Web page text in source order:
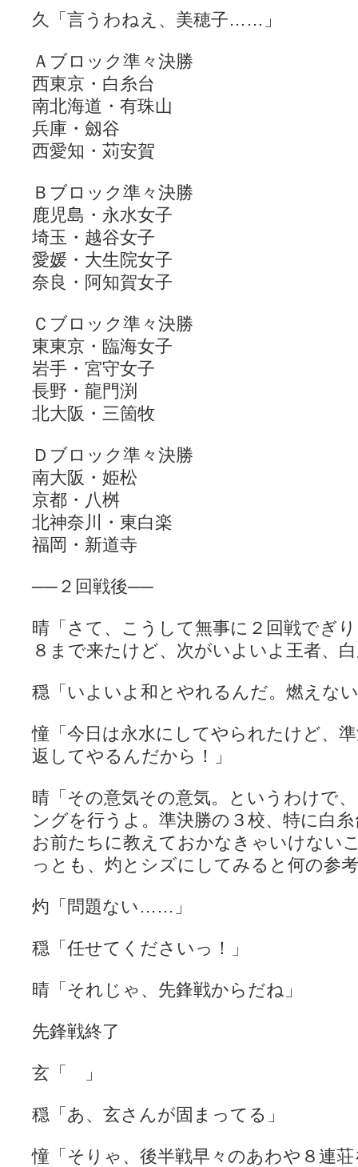
久「言うわねえ、美穂子……」
Ａブロック準々決勝
西東京・白糸台
南北海道・有珠山
兵庫・劔谷
西愛知・苅安賀
Ｂブロック準々決勝
鹿児島・永水女子
埼玉・越谷女子
愛媛・大生院女子
奈良・阿知賀女子
Ｃブロック準々決勝
東東京・臨海女子
岩手・宮守女子
長野・龍門渕
北大阪・三箇牧
Ｄブロック準々決勝
南大阪・姫松
京都・八桝
北神奈川・東白楽
福岡・新道寺
──２回戦後──
晴「さて、こうして無事に２回戦でぎ
８まで来たけど、次がいよいよ王者、
穏「いよいよ和とやれるんだ。燃えな
憧「今日は永水にしてやられたけど、
返してやるんだから！」
晴「その意気その意気。というわけで
ングを行うよ。準決勝の３校、特に白
お前たちに教えておかなきゃいけない
っとも、灼とシズにしてみると何の参
灼「問題ない……」
穏「任せてくださいっ！」
晴「それじゃ、先鋒戦からだね」
先鋒戦終了
玄「 」
穏「あ、玄さんが固まってる」
憧「そりゃ、後半戦早々のあわや８連